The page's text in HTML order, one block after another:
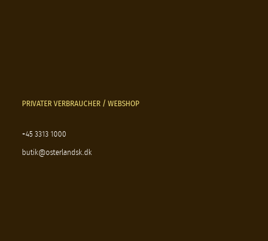
PRIVATER VERBRAUCHER / WEBSHOP
+45 3313 1000
butik@osterlandsk.dk